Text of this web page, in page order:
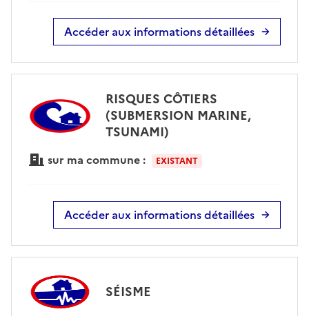
Accéder aux informations détaillées
RISQUES CÔTIERS
(SUBMERSION MARINE,
TSUNAMI)
sur ma commune : EXISTANT
Accéder aux informations détaillées
SÉISME